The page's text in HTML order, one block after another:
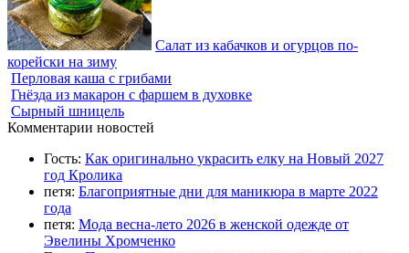
Салат из кабачков и огурцов по-
корейски на зиму
Перловая каша с грибами
Гнёзда из макарон с фаршем в духовке
Сырный шницель
Комментарии новостей
Гость: Как оригинально украсить елку на Новый 2027
год Кролика
петя: Благоприятные дни для маникюра в марте 2022
года
петя: Мода весна-лето 2026 в женской одежде от
Эвелины Хромченко